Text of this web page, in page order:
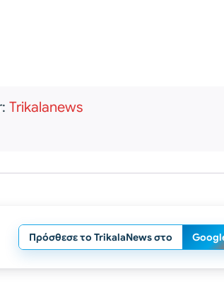
Trikalanews
Πρόσθεσε το TrikalaNews στο